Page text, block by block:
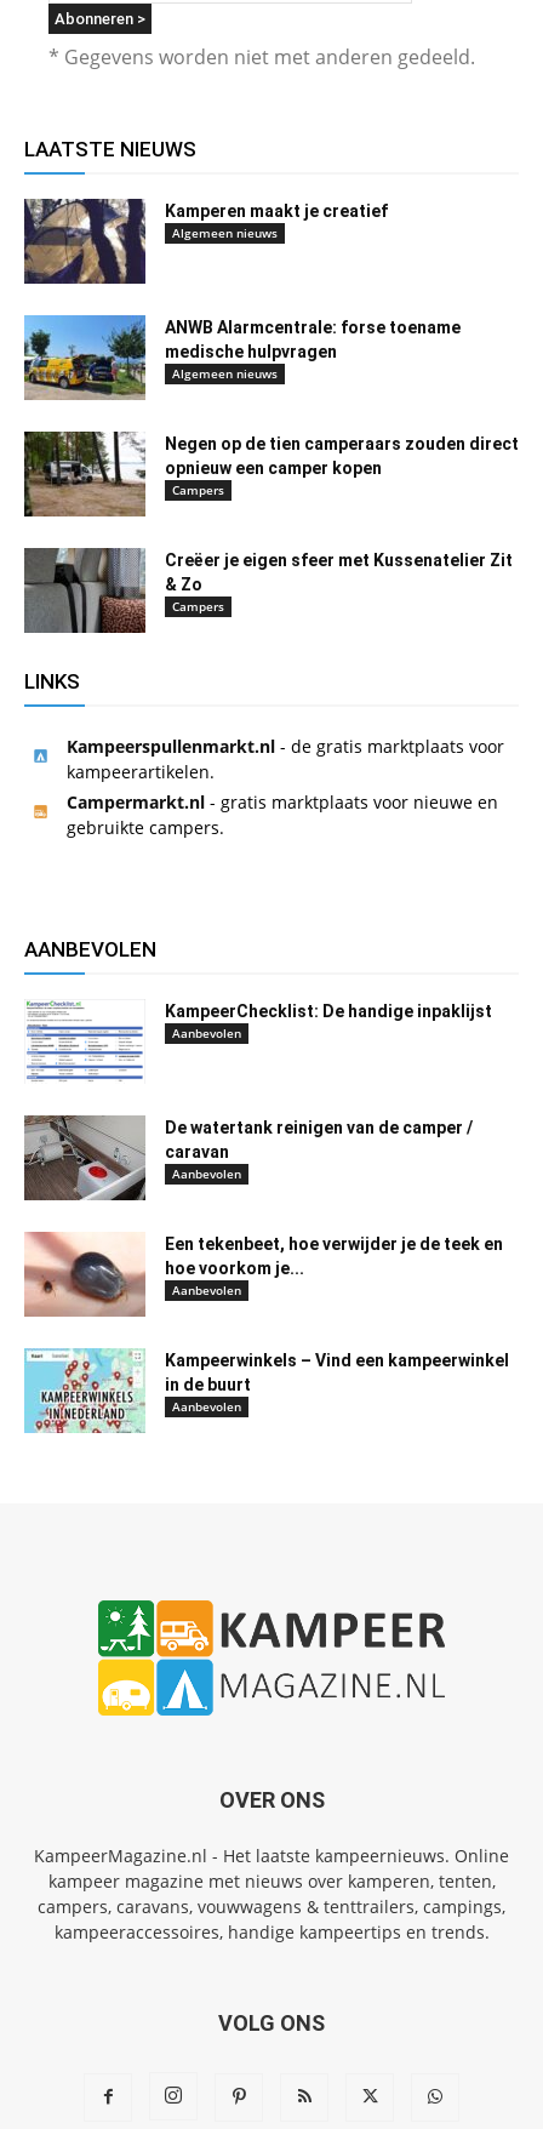
* Gegevens worden niet met anderen gedeeld.
LAATSTE NIEUWS
Kamperen maakt je creatief
Algemeen nieuws
ANWB Alarmcentrale: forse toename
medische hulpvragen
Algemeen nieuws
Negen op de tien camperaars zouden direct
opnieuw een camper kopen
Campers
Creëer je eigen sfeer met Kussenatelier Zit
& Zo
Campers
LINKS
Kampeerspullenmarkt.nl - de gratis marktplaats voor
kampeerartikelen.
Campermarkt.nl - gratis marktplaats voor nieuwe en
gebruikte campers.
AANBEVOLEN
KampeerChecklist: De handige inpaklijst
Aanbevolen
De watertank reinigen van de camper /
caravan
Aanbevolen
Een tekenbeet, hoe verwijder je de teek en
hoe voorkom je...
Aanbevolen
Kampeerwinkels – Vind een kampeerwinkel
in de buurt
Aanbevolen
OVER ONS
KampeerMagazine.nl - Het laatste kampeernieuws. Online
kampeer magazine met nieuws over kamperen, tenten,
campers, caravans, vouwwagens & tenttrailers, campings,
kampeeraccessoires, handige kampeertips en trends.
VOLG ONS